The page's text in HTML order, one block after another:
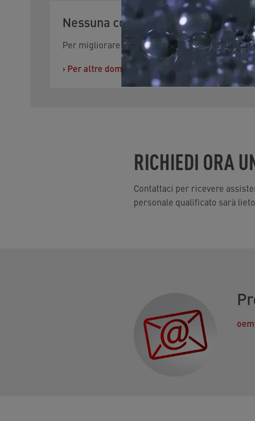
Nessuna corrispondenza trovata.
Per migliorare i risultati di ricerca, prova a
› Per altre domande, puoi contattarci
RICHIEDI ORA
Contattaci per ricevere
personale qualificato sarà